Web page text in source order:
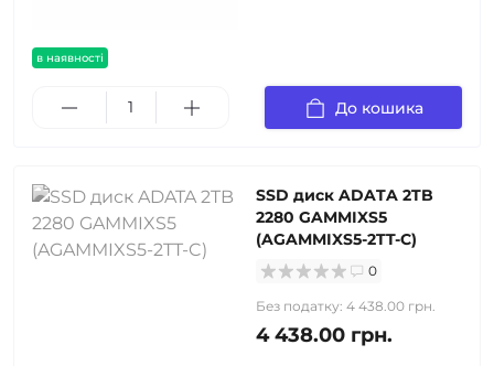
в наявності
До кошика
SSD диск ADATA 2TB
2280 GAMMIXS5
(AGAMMIXS5-2TT-C)
0
Без податку: 4 438.00 грн.
4 438.00 грн.